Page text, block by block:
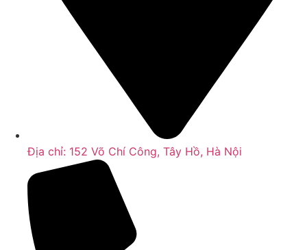
Địa chỉ: 152 Võ Chí Công, Tây Hồ, Hà Nội